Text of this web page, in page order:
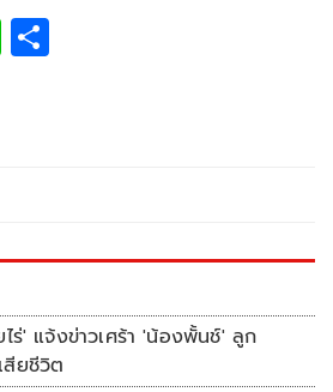
Li
ร่' แจ้งข่าวเศร้า 'น้องพั้นช์' ลูก
ยชีวิต